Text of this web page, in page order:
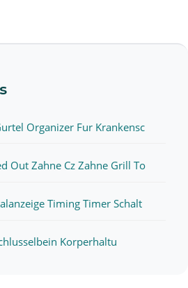
Organizer Fur Krankensc
Out Zahne Cz Zahne Grill To
Timing Timer Schalt
Korperhaltu